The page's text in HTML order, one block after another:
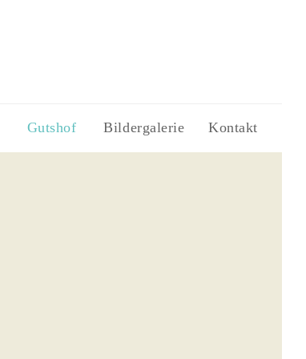
Gutshof Bildergalerie Kontakt